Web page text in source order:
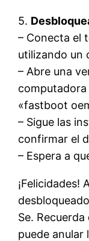
5.
– Conecta el
utilizando un
– Abre una
computadora
«fastboot
– Sigue las
confirmar el
– Espera a
¡Felicidades!
Se.
puede anular